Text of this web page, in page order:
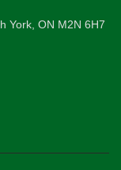
York, ON M2N 6H7